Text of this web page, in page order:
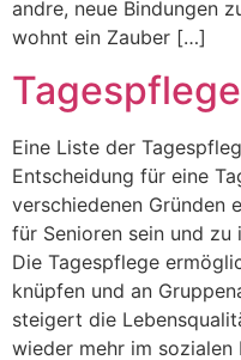
andre, neue Bindungen
wohnt ein Zauber […]
Eine Liste der
Entscheidung für eine
verschiedenen Gründen
für Senioren sein und
Die Tagespflege
knüpfen und an
steigert die
wieder mehr im sozialen